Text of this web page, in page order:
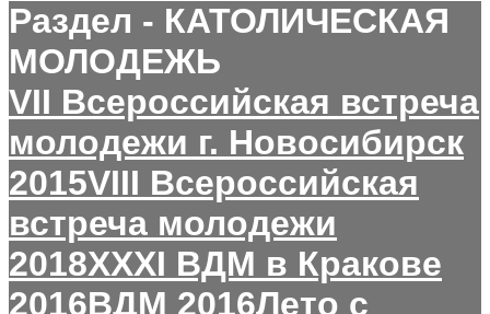
Раздел - КАТОЛИЧЕСКАЯ
МОЛОДЕЖЬ
VII Всероссийская встреча
молодежи г. Новосибирск
2015VIII Всероссийская
встреча молодежи
2018XXXI ВДМ в Кракове
2016ВДМ 2016Лето с